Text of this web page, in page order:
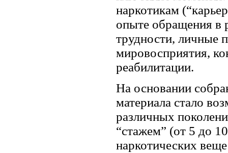
наркотикам
опыте обращения в
трудности, личные
мировосприятия,
реабилитации.
На основании
материала стало
различных
“стажем” (от 5 до
наркотических